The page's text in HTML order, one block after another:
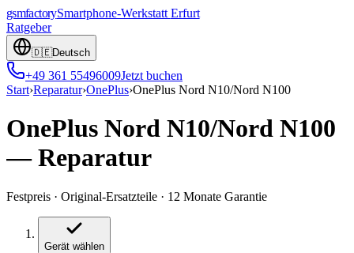
gsmfactorySmartphone-Werkstatt Erfurt
Ratgeber
🇩🇪Deutsch
+49 361 55496009Jetzt buchen
Start›Reparatur›OnePlus›OnePlus Nord N10/Nord N100
OnePlus Nord N10/Nord N100
—Reparatur
Festpreis · Original-Ersatzteile · 12 Monate Garantie
Gerät wählen